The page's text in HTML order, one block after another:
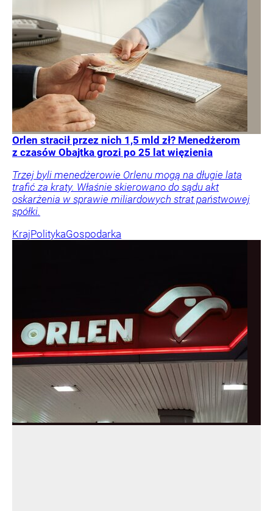
Orlen stracił przez nich 1,5 mld zł? Menedżerom
z czasów Obajtka grozi po 25 lat więzienia
Trzej byli menedżerowie Orlenu mogą na długie lata
trafić za kraty. Właśnie skierowano do sądu akt
oskarżenia w sprawie miliardowych strat państwowej
spółki.
KrajPolitykaGospodarka